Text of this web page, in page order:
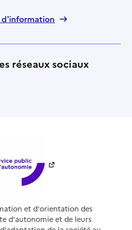
d'information
réseaux sociaux
et d'orientation des
d'autonomie et de leurs